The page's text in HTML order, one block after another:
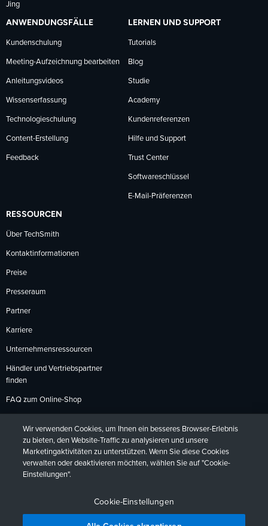
Jing
ANWENDUNGSFÄLLE
Kundenschulung
Meeting-Aufzeichnung bearbeiten
Anleitungsvideos
Wissenserfassung
Technologieschulung
Content-Erstellung
Feedback
LERNEN UND SUPPORT
Tutorials
Blog
Studie
Academy
Kundenreferenzen
Hilfe und Support
Trust Center
Softwareschlüssel
E-Mail-Präferenzen
RESSOURCEN
Über TechSmith
Kontaktinformationen
Preise
Presseraum
Partner
Karriere
Unternehmensressourcen
Händler und Vertriebspartner
finden
FAQ zum Online-Shop
Rückgabebedingungen
DeutschFrançaisEspañol日本語
Wir verwenden Cookies, um Ihnen ein besseres Browser-Erlebnis
zu bieten, den Website-Traffic zu analysieren und unsere
Marketingaktivitäten zu unterstützen. Wenn Sie diese Cookies
verwalten oder deaktivieren möchten, wählen Sie auf "Cookie-
Einstellungen".
Cookie-Einstellungen